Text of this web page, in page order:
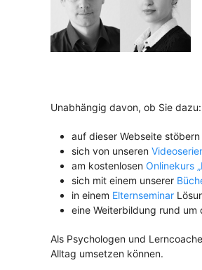
Unabhängig davon, ob Sie dazu:
auf dieser Webseite stöbern
sich von unseren
am kostenlosen Onlinekurs
sich mit einem unserer
in einem Elternseminar
eine Weiterbildung rund um
Als Psychologen und
Alltag umsetzen können.